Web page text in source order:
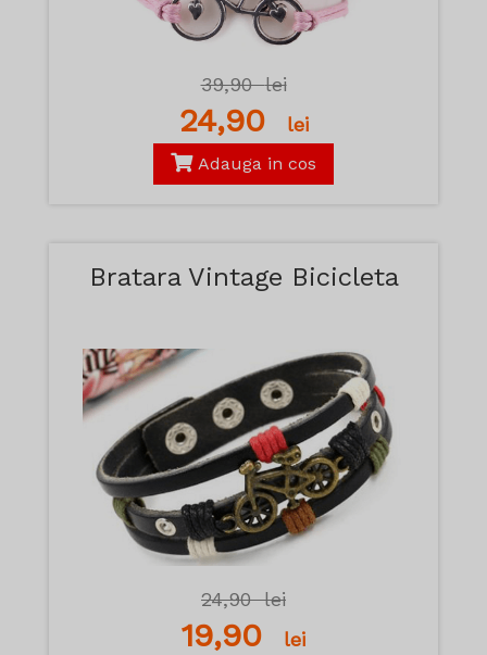
39,90lei
24,90 lei
Adauga in cos
Bratara Vintage Bicicleta
24,90lei
19,90 lei